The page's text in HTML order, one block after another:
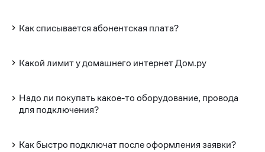
Как списывается абонентская плата?
Какой лимит у домашнего интернет Дом.ру
Надо ли покупать какое-то оборудование, провода
для подключения?
Как быстро подключат после оформления заявки?